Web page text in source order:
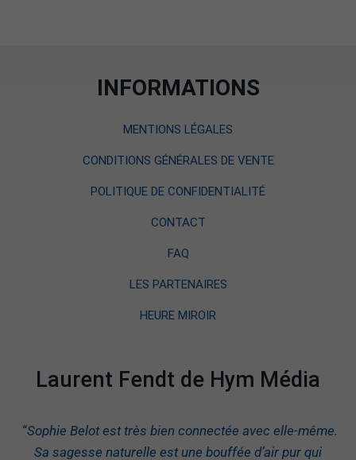
INFORMATIONS
MENTIONS LÉGALES
CONDITIONS GÉNÉRALES DE VENTE
POLITIQUE DE CONFIDENTIALITÉ
CONTACT
FAQ
LES PARTENAIRES
HEURE MIROIR
Laurent Fendt de Hym Média
“Sophie Belot est très bien connectée avec elle-même.
Sa sagesse naturelle est une bouffée d’air pur qui